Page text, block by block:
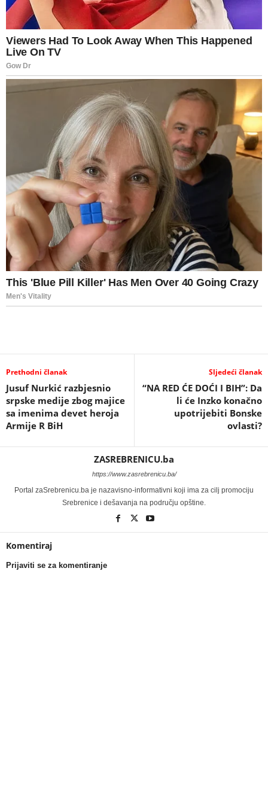
Prethodni članak
Jusuf Nurkić razbjesnio
srpske medije zbog majice
sa imenima devet heroja
Armije R BiH
Sljedeći članak
“NA RED ĆE DOĆI I BIH”: Da
li će Inzko konačno
upotrijebiti Bonske
ovlasti?
ZASREBRENICU.ba
https://www.zasrebrenicu.ba/
Portal zaSrebrenicu.ba je nazavisno-informativni koji ima za cilj promociju
Srebrenice i dešavanja na području opštine.
Komentiraj
Prijaviti se za komentiranje